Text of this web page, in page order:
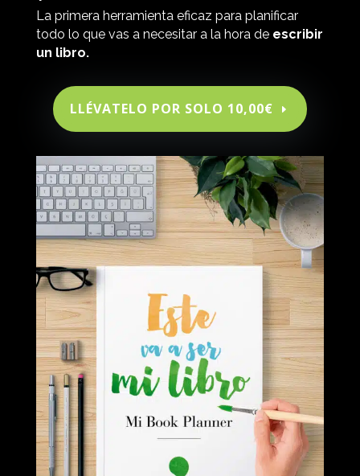
La primera herramienta eficaz para planificar
todo lo que vas a necesitar a la hora deescribir
un libro.
LLÉVATELO POR SOLO 10,00€